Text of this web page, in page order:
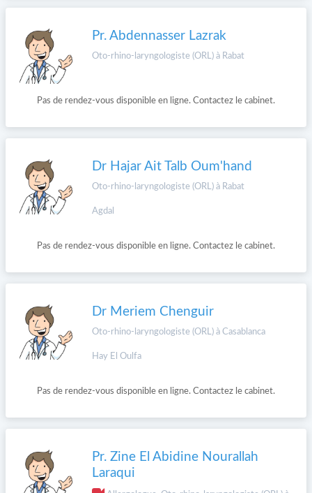
Pr. Abdennasser Lazrak
Oto-rhino-laryngologiste (ORL) à Rabat
Pas de rendez-vous disponible en ligne. Contactez le cabinet.
Dr Hajar Ait Talb Oum'hand
Oto-rhino-laryngologiste (ORL) à Rabat
Agdal
Pas de rendez-vous disponible en ligne. Contactez le cabinet.
Dr Meriem Chenguir
Oto-rhino-laryngologiste (ORL) à Casablanca
Hay El Oulfa
Pas de rendez-vous disponible en ligne. Contactez le cabinet.
Pr. Zine El Abidine Nourallah
Laraqui